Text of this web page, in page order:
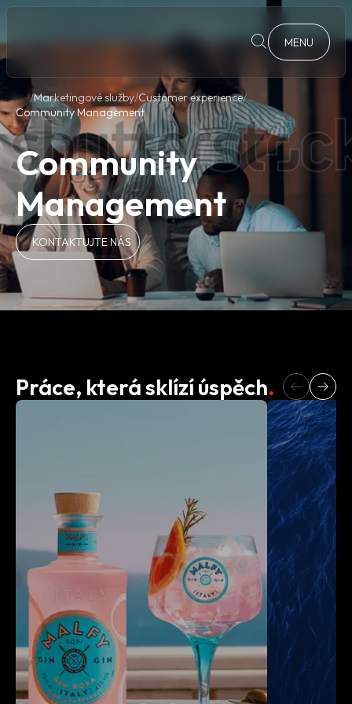
MENU
Marketingové služby Customer experience
Community Management
Community
Management
KONTAKTUJTE NÁS
Práce, která sklízí úspěch